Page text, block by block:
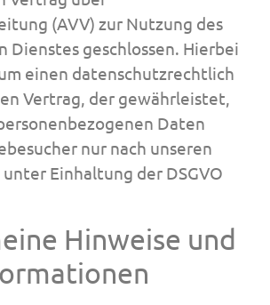
(AVV) zur Nutzung des
Dienstes geschlossen. Hierbei
einen datenschutzrechtlich
Vertrag, der gewährleistet,
Daten
nur nach unseren
Einhaltung der DSGVO
Hinweise und